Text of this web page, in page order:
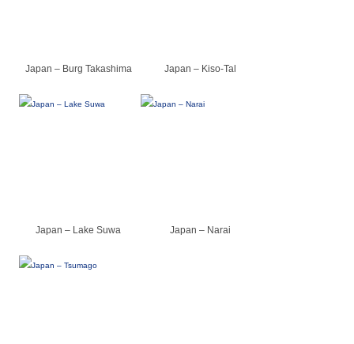
Japan – Burg Takashima Japan – Kiso-Tal
Japan – Lake Suwa Japan – Narai